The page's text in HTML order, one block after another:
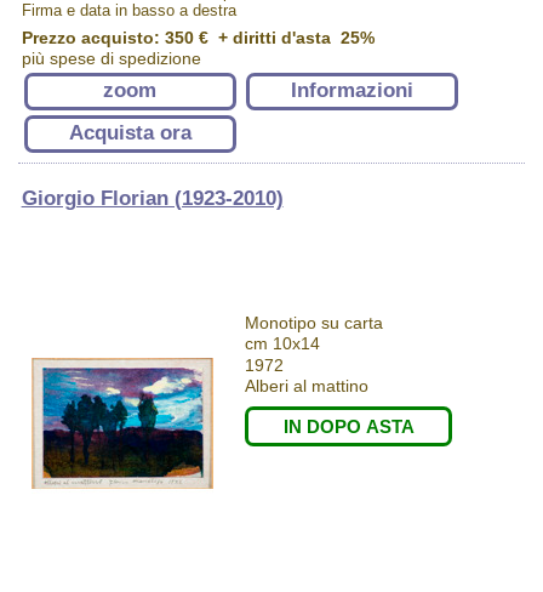
Firma e data in basso a destra
Prezzo acquisto: 350 €+ diritti d'asta 25%
più spese di spedizione
zoom
Informazioni
Acquista ora
Giorgio Florian (1923-2010)
Monotipo su carta
cm 10x14
1972
Alberi al mattino
IN DOPO ASTA